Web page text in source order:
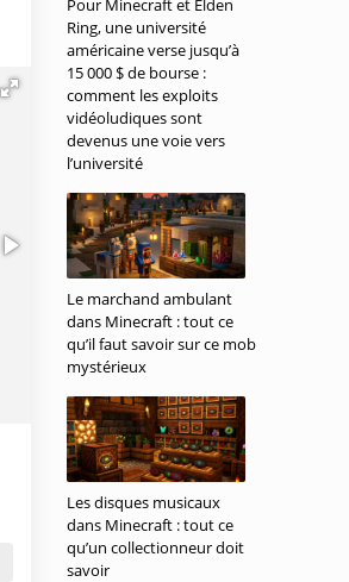
Pour Minecraft et Elden
Ring, une université
américaine verse jusqu’à
15 000 $ de bourse :
comment les exploits
vidéoludiques sont
devenus une voie vers
l’université
Le marchand ambulant
dans Minecraft : tout ce
qu’il faut savoir sur ce mob
mystérieux
Les disques musicaux
dans Minecraft : tout ce
qu’un collectionneur doit
savoir